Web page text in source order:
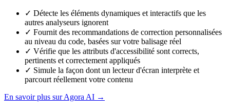
✓ Détecte les éléments dynamiques et interactifs que les
autres analyseurs ignorent
✓ Fournit des recommandations de correction personnalisées
au niveau du code, basées sur votre balisage réel
✓ Vérifie que les attributs d'accessibilité sont corrects,
pertinents et correctement appliqués
✓ Simule la façon dont un lecteur d'écran interprète et
parcourt réellement votre contenu
En savoir plus sur Agora AI →